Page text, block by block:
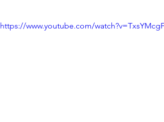
https://www.youtube.com/